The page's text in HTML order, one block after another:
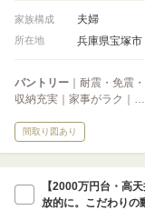
家族構成 夫婦
所在地 兵庫県宝塚市
パントリー ｜耐震・免震
収納充実｜家事がラク｜…
間取り図あり
【2000万円台・高
放的に。こだわりの